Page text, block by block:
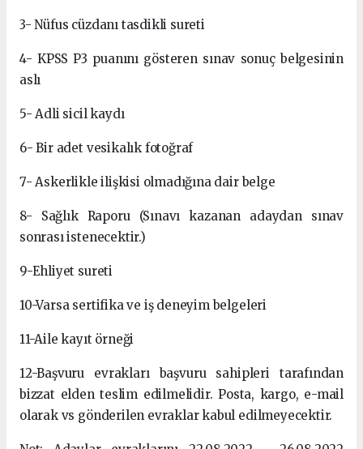
3- Nüfus cüzdanı tasdikli sureti
4- KPSS P3 puanını gösteren sınav sonuç belgesinin
aslı
5- Adli sicil kaydı
6- Bir adet vesikalık fotoğraf
7- Askerlikle ilişkisi olmadığına dair belge
8- Sağlık Raporu (Sınavı kazanan adaydan sınav
sonrası istenecektir.)
9-Ehliyet sureti
10-Varsa sertifika ve iş deneyim belgeleri
11-Aile kayıt örneği
12-Başvuru evrakları başvuru sahipleri tarafından
bizzat elden teslim edilmelidir. Posta, kargo, e-mail
olarak vs gönderilen evraklar kabul edilmeyecektir.